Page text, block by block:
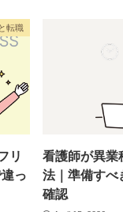
転職
リ
っ
看護師が異業
法｜準備すべ
確認